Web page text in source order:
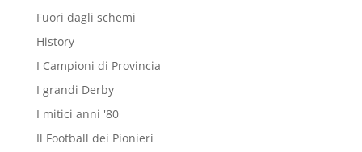
Fuori dagli schemi
History
I Campioni di Provincia
I grandi Derby
I mitici anni '80
Il Football dei Pionieri